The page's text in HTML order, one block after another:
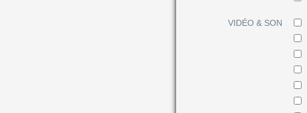
VIDÉO & SON